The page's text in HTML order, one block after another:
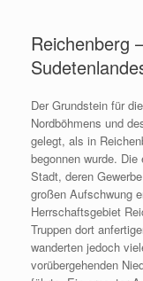
springenReichenberg
Der Grundstein für
Nordböhmens und
gelegt, als in
begonnen wurde.
Stadt, deren
großen Aufschwung
Herrschaftsgebiet
Truppen dort
wanderten jedoch
vorübergehenden